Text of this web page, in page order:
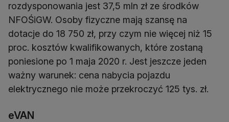
rozdysponowania jest 37,5 mln zł ze środków
NFOŚiGW. Osoby fizyczne mają szansę na
dotacje do 18 750 zł, przy czym nie więcej niż 15
proc. kosztów kwalifikowanych, które zostaną
poniesione po 1 maja 2020 r. Jest jeszcze jeden
ważny warunek: cena nabycia pojazdu
elektrycznego nie może przekroczyć 125 tys. zł.
eVAN